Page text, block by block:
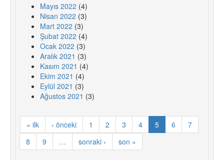
Mayıs 2022 (4)
Nisan 2022 (3)
Mart 2022 (3)
Şubat 2022 (4)
Ocak 2022 (3)
Aralık 2021 (3)
Kasım 2021 (4)
Ekim 2021 (4)
Eylül 2021 (3)
Ağustos 2021 (3)
« ilk ‹ önceki 1 2 3 4 5 6
7
8
9 … sonraki › son »